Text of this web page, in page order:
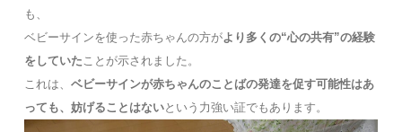
も、
ベビーサインを使った赤ちゃんの方がより多くの“心の共有”の経験
をしていたことが示されました。
これは、 ベビーサインが赤ちゃんのことばの発達を促す可能性はあ
っても、妨げることはないという力強い証でもあります。